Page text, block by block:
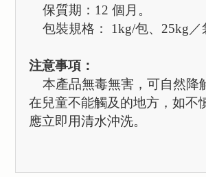
保質期： 12 個月。
包裝規格：
1kg/包、25kg／
注意事項：
本產品無毒無害，可自然降
在兒童不能觸及的地方，如不
應立即用清水沖洗。